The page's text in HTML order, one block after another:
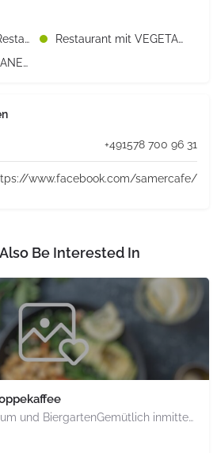
rein vegetarisches Restaurant
Restaurant mit VEGETARISCHEN Speisen
Restaurant mit VEGANEN Speisen
+491578 700 96 31
www.facebook.com/samercafe/
Be Interested In
ein Dorftreff mit Gastraum und BiergartenGemütlich inmitten unserem idyllischen Trais Münzenberg, entlang…